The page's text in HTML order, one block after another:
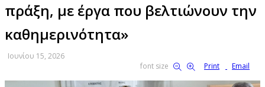
πράξη, με έργα που βελτιώνουν την
καθημερινότητα»
Ιουνίου 15, 2026
font size
Print Email